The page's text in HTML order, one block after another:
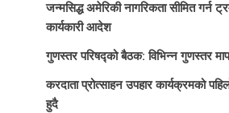
जन्मसिद्ध अमेरिकी नागरिकता सीमित गर्न
कार्यकारी आदेश
गुणस्तर परिषद्को बैठक: विभिन्न गुणस्तर
करदाता प्रोत्साहन उपहार कार्यक्रमको
हुदै